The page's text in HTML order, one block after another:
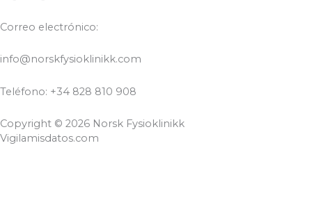
Correo electrónico:
info@norskfysioklinikk.com
Teléfono: +34 828 810 908
Copyright © 2026 Norsk Fysioklinikk
Vigilamisdatos.com